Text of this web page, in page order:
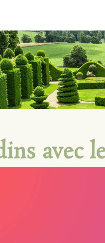
avec